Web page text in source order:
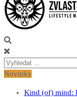
Zvlastnistyl.cz
Pramen kultury,
Vyhledávání
pro:
Novinky
Kind (of) mind: